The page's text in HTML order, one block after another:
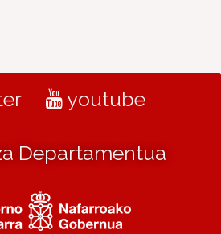
youtube
Departamentua